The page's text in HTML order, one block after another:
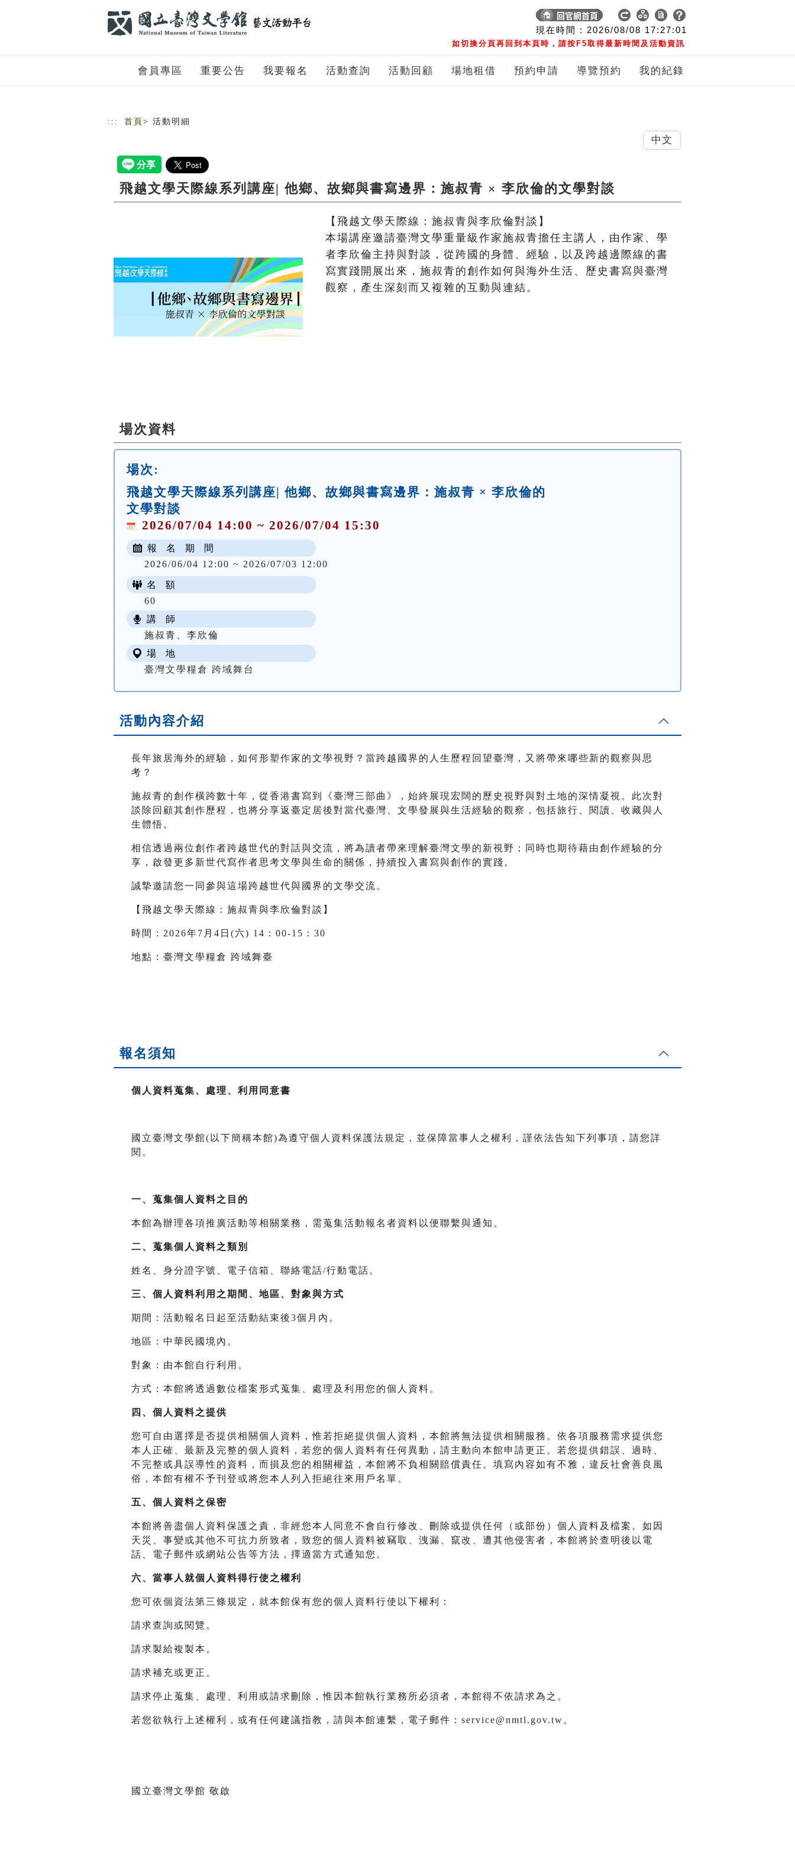
現在時間 : 2026/08/08 17:27:01
如切換分頁再回到本頁時，請按F5取得最新時間及活動資訊
會員專區 重要公告 我要報名 活動查詢 活動回顧 場地租借 預約申請 導覽預約 我的紀錄
::: 首頁 > 活動明細
飛越文學天際線系列講座| 他鄉、故鄉與書寫邊界：施叔青 × 李欣倫的文學對談
【飛越文學天際線：施叔青與李欣倫對談】
本場講座邀請臺灣文學重量級作家施叔青擔任主講人，由作家、學
者李欣倫主持與對談，從跨國的身體、經驗，以及跨越邊際線的書
寫實踐開展出來，施叔青的創作如何與海外生活、歷史書寫與臺灣
觀察，產生深刻而又複雜的互動與連結。
場次資料
場次:
飛越文學天際線系列講座| 他鄉、故鄉與書寫邊界：施叔青 × 李欣倫的
文學對談
2026/07/04 14:00 ~ 2026/07/04 15:30
報 名 期 間
2026/06/04 12:00 ~ 2026/07/03 12:00
名 額
60
講 師
施叔青、李欣倫
場 地
臺灣文學糧倉 跨域舞台
活動內容介紹
長年旅居海外的經驗，如何形塑作家的文學視野？當跨越國界的人生歷程回望臺灣，又將帶來哪些新的觀察與思
考？
施叔青的創作橫跨數十年，從香港書寫到《臺灣三部曲》，始終展現宏闊的歷史視野與對土地的深情凝視。此次對
談除回顧其創作歷程，也將分享返臺定居後對當代臺灣、文學發展與生活經驗的觀察，包括旅行、閱讀、收藏與人
生體悟。
相信透過兩位創作者跨越世代的對話與交流，將為讀者帶來理解臺灣文學的新視野；同時也期待藉由創作經驗的分
享，啟發更多新世代寫作者思考文學與生命的關係，持續投入書寫與創作的實踐。
誠摯邀請您一同參與這場跨越世代與國界的文學交流。
【飛越文學天際線：施叔青與李欣倫對談】
時間：2026年7月4日(六) 14：00-15：30
地點：臺灣文學糧倉 跨域舞臺
報名須知
個人資料蒐集、處理、利用同意書
國立臺灣文學館(以下簡稱本館)為遵守個人資料保護法規定，並保障當事人之權利，謹依法告知下列事項，請您詳
閱。
一、 蒐集個人資料之目的
本館為辦理各項推廣活動等相關業務，需蒐集活動報名者資料以便聯繫與通知。
二、 蒐集個人資料之類別
姓名、身分證字號、電子信箱、聯絡電話/行動電話。
三、 個人資料利用之期間、地區、對象與方式
期間：活動報名日起至活動結束後3個月內。
地區：中華民國境內。
對象：由本館自行利用。
方式：本館將透過數位檔案形式蒐集、處理及利用您的個人資料。
四、 個人資料之提供
您可自由選擇是否提供相關個人資料，惟若拒絕提供個人資料，本館將無法提供相關服務。依各項服務需求提供您
本人正確、最新及完整的個人資料，若您的個人資料有任何異動，請主動向本館申請更正。若您提供錯誤、過時、
不完整或具誤導性的資料，而損及您的相關權益，本館將不負相關賠償責任。填寫內容如有不雅，違反社會善良風
俗，本館有權不予刊登或將您本人列入拒絕往來用戶名單。
五、個人資料之保密
本館將善盡個人資料保護之責，非經您本人同意不會自行修改、刪除或提供任何（或部份）個人資料及檔案。如因
天災、事變或其他不可抗力所致者，致您的個人資料被竊取、洩漏、竄改、遭其他侵害者，本館將於查明後以電
話、電子郵件或網站公告等方法，擇適當方式通知您。
六、當事人就個人資料得行使之權利
您可依個資法第三條規定，就本館保有您的個人資料行使以下權利：
請求查詢或閱覽。
請求製給複製本。
請求補充或更正。
請求停止蒐集、處理、利用或請求刪除，惟因本館執行業務所必須者，本館得不依請求為之。
若您欲執行上述權利，或有任何建議指教，請與本館連繫，電子郵件：service@nmtl.gov.tw。
國立臺灣文學館 敬啟